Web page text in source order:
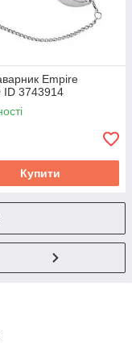
Empire
3743914
Купити